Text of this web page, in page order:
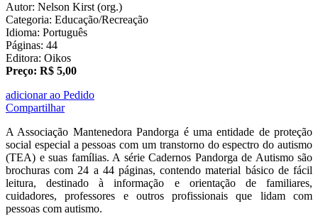
Autor: Nelson Kirst (org.)
Categoria: Educação/Recreação
Idioma: Português
Páginas: 44
Editora: Oikos
Preço: R$ 5,00
adicionar ao Pedido
Compartilhar
A Associação Mantenedora Pandorga é uma entidade de proteção
social especial a pessoas com um transtorno do espectro do autismo
(TEA) e suas famílias. A série Cadernos Pandorga de Autismo são
brochuras com 24 a 44 páginas, contendo material básico de fácil
leitura, destinado à informação e orientação de familiares,
cuidadores, professores e outros profissionais que lidam com
pessoas com autismo.